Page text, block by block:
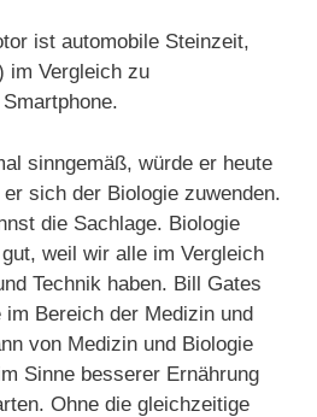
ist automobile Steinzeit,
im Vergleich zu
sinngemäß, würde er heute
sich der Biologie zuwenden.
die Sachlage. Biologie
weil wir alle im Vergleich
Technik haben. Bill Gates
Bereich der Medizin und
von Medizin und Biologie
Sinne besserer Ernährung
Ohne die gleichzeitige